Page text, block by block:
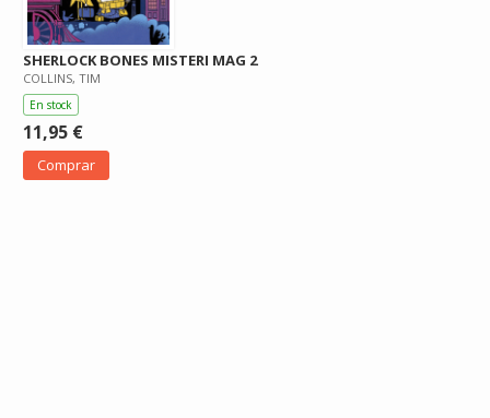
SHERLOCK BONES MISTERI MAG 2
COLLINS, TIM
En stock
11,95 €
Comprar